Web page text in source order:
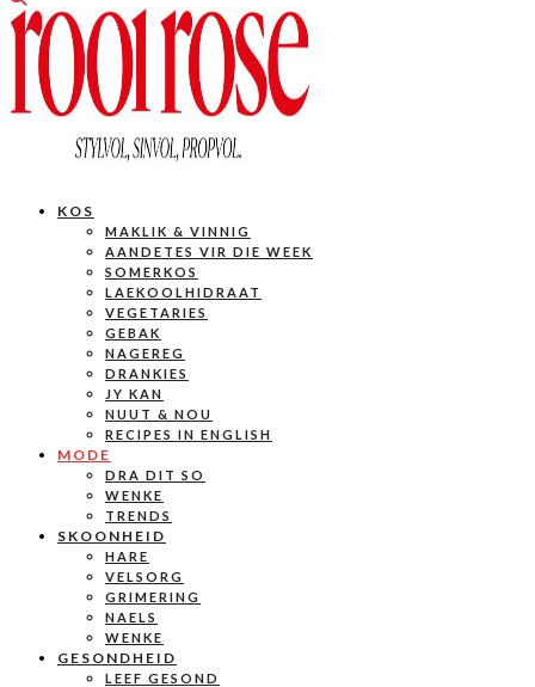
KOS
MAKLIK & VINNIG
AANDETES VIR DIE WEEK
SOMERKOS
LAEKOOLHIDRAAT
VEGETARIES
GEBAK
NAGEREG
DRANKIES
JY KAN
NUUT & NOU
RECIPES IN ENGLISH
MODE
DRA DIT SO
WENKE
TRENDS
SKOONHEID
HARE
VELSORG
GRIMERING
NAELS
WENKE
GESONDHEID
LEEF GESOND